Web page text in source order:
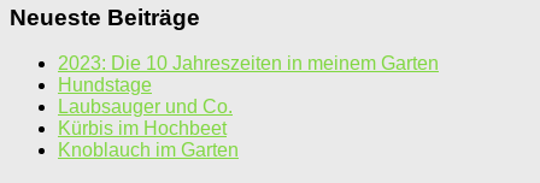
Neueste Beiträge
2023: Die 10 Jahreszeiten in meinem Garten
Hundstage
Laubsauger und Co.
Kürbis im Hochbeet
Knoblauch im Garten